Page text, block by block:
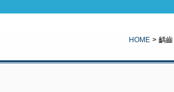
HOME > 齲齒